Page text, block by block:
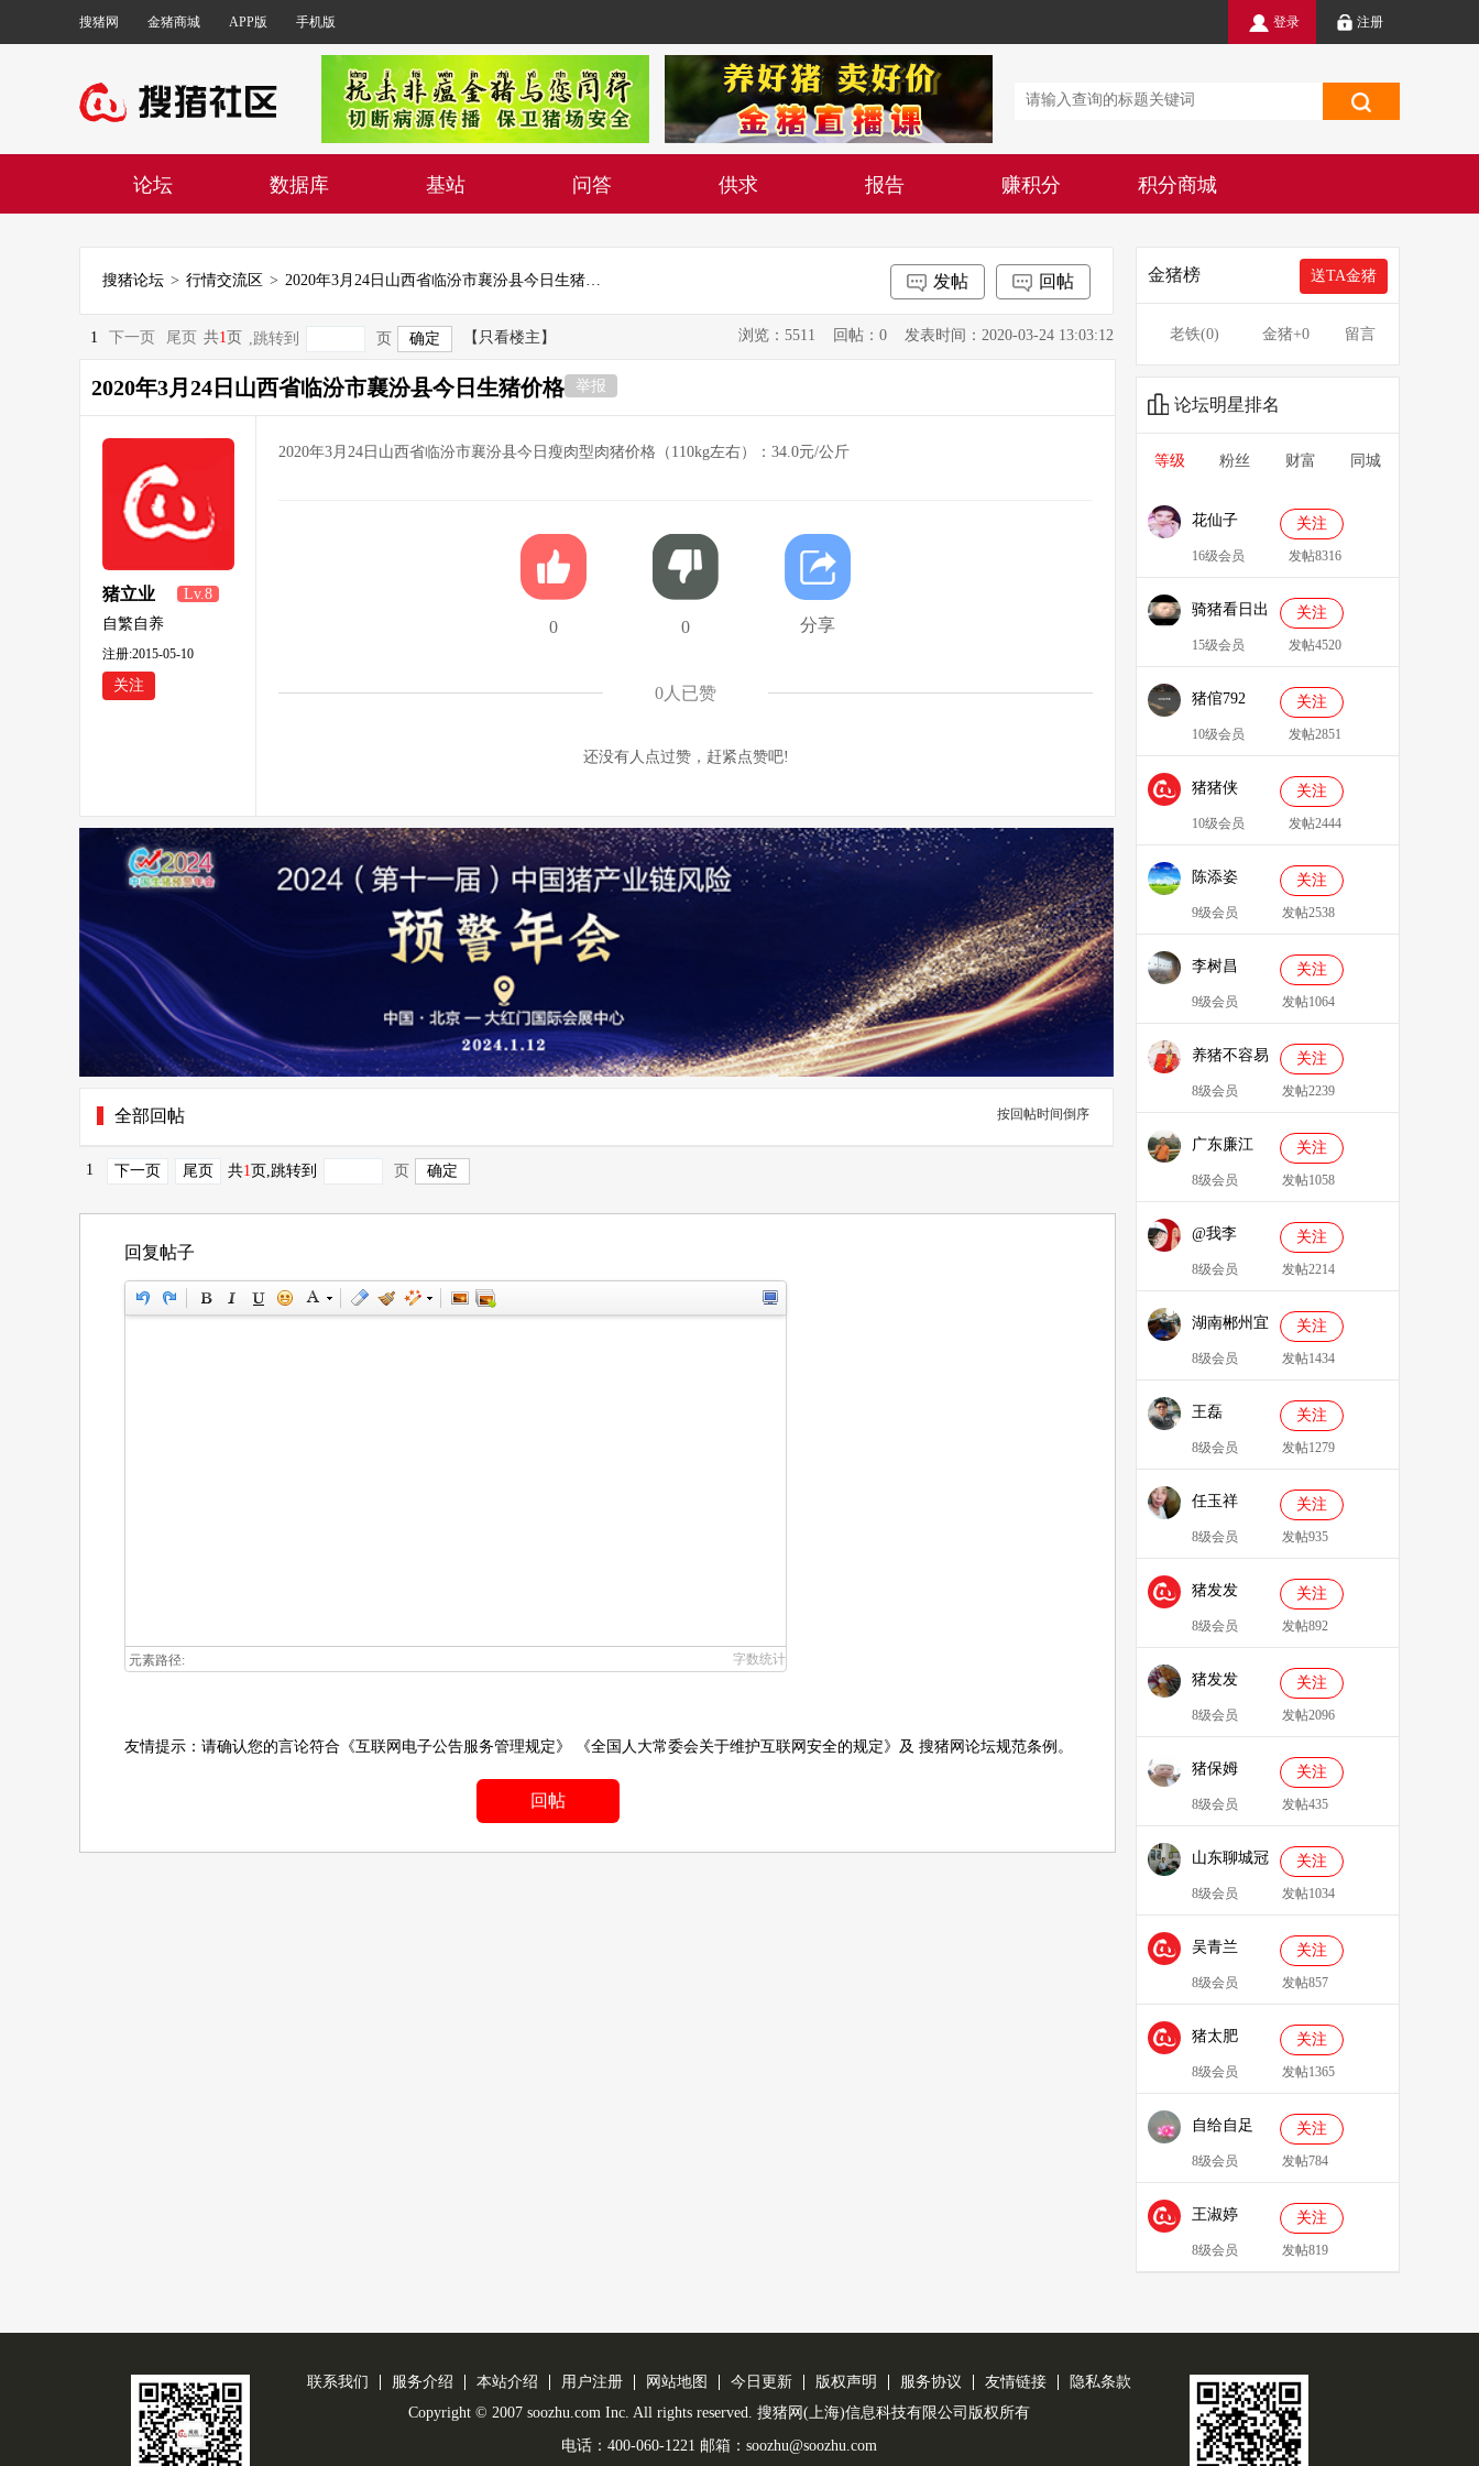
搜猪网 金猪商城 APP版 手机版 登录 注册
论坛 数据库 基站 问答 供求 报告 赚积分 积分商城
搜猪论坛 > 行情交流区 > 2020年3月24日山西省临汾市襄汾县今日生猪价格 回帖
发帖
1 下一页 尾页 共1 页 ,跳转到 页 【只看楼主】 浏览：5511 回帖：0 发表时间：2020-03-24 13:03:12
2020年3月24日山西省临汾市襄汾县今日生猪价格 举报
猪立业
836
Lv.8
自繁自养
注册:2015-05-10
关注
2020年3月24日山西省临汾市襄汾县今日瘦肉型肉猪价格（110kg左右）：34.0元/公斤
0 0 分享
0 人已赞
还没有人点过赞，赶紧点赞吧!
全部回帖 按回帖时间倒序
1 下一页 尾页 共1页 ,跳转到 页
回复帖子
元素路径: 字数统计
友情提示：请确认您的言论符合 《互联网电子公告服务管理规定》 《全国人大常委会关于维护互联网安全的规定》 及 搜猪网论坛规范条例 。
回帖
金猪榜 送TA金猪
老铁(0) 金猪+0 留言
论坛明星排名
等级 粉丝 财富 同城
花仙子 关注
16级会员 发帖8316
骑猪看日出 关注
15级会员 发帖4520
猪倌792 关注
10级会员 发帖2851
猪猪侠
086349
关注
10级会员 发帖2444
陈添姿 关注
9级会员 发帖2538
李树昌 关注
9级会员 发帖1064
养猪不容易 关注
8级会员 发帖2239
广东廉江
088
关注
8级会员 发帖1058
@我李 关注
8级会员 发帖2214
湖南郴州宜
章县李明广
关注
8级会员 发帖1434
王磊 关注
8级会员 发帖1279
任玉祥 关注
8级会员 发帖935
猪发发
638829
关注
8级会员 发帖892
猪发发 关注
8级会员 发帖2096
猪保姆
909233
关注
8级会员 发帖435
山东聊城冠
县、莘县综
合服务站：
冯代林
关注
8级会员 发帖1034
吴青兰 关注
8级会员 发帖857
猪太肥
143814
关注
8级会员 发帖1365
自给自足 关注
8级会员 发帖784
王淑婷 关注
8级会员 发帖819
联系我们 服务介绍 本站介绍 用户注册 网站地图 今日更新 版权声明 服务协议 友情链接
隐私条款
Copyright © 2007 soozhu.com Inc. All rights reserved. 搜猪网(上海)信息科技有限公司版权所有
电话：400-060-1221 邮箱：soozhu@soozhu.com